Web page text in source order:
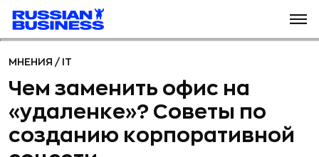
МНЕНИЯ / IT
Чем заменить офис на
«удаленке»? Советы по
созданию корпоративной